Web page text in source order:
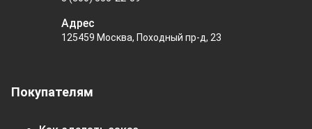
Покупателям
Адрес
125459 Москва, Походный пр-д, 23